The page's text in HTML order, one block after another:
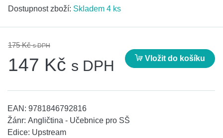
Dostupnost zboží: Skladem 4 ks
175 Kčs DPH
147 Kč s DPH Vložit do košíku
EAN: 9781846792816
Žánr: Angličtina - Učebnice pro SŠ
Edice: Upstream